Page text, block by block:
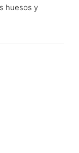
huesos y